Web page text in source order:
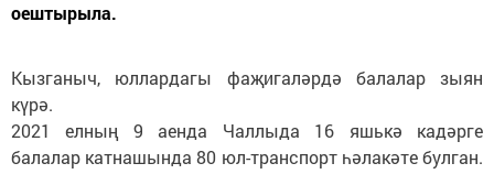
оештырыла.
Кызганыч, юллардагы фаҗигаләрдә балалар зыян
күрә.
2021 елның 9 аенда Чаллыда 16 яшькә кадәрге
балалар катнашында 80 юл-транспорт һәлакәте булган.